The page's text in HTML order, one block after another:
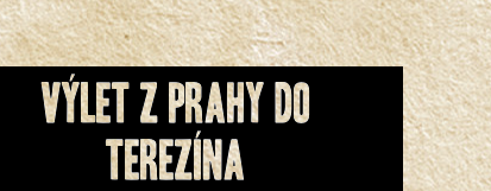
Výlet z Prahy do
Terezína